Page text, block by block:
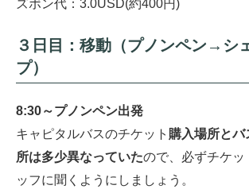
ズボン代：3.0USD(約400円)
３日目：移動（プノンペン→シ
プ）
8:30～プノンペン出発
キャピタルバスのチケット 購入場所と
所は多少異なっていたので、必ずチケッ
ッフに聞くようにしましょう。